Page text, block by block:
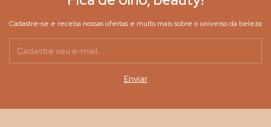
Cadastre-se e receba nossas ofertas e muito mais sobre o universo da beleza